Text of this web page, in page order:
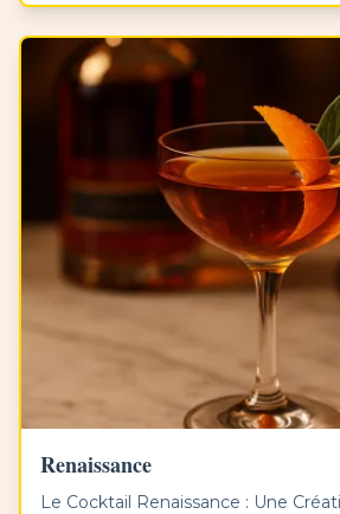
Renaissance
Le Cocktail Renaissance : Une